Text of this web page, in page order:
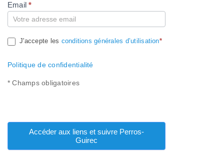
Compte
Email*
J'accepte les conditions générales d’utilisation*
Politique de confidentialité
* Champs obligatoires
Accéder aux liens et suivre Perros-
Guirec